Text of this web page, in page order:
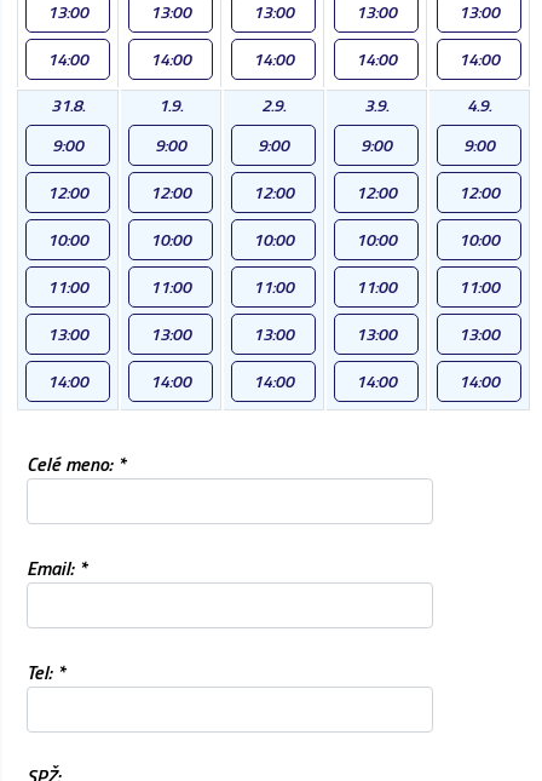
13:00
14:00
13:00
14:00
13:00
14:00
13:00
14:00
13:00
14:00
31.8.
9:00
12:00
10:00
11:00
13:00
14:00
1.9.
9:00
12:00
10:00
11:00
13:00
14:00
2.9.
9:00
12:00
10:00
11:00
13:00
14:00
3.9.
9:00
12:00
10:00
11:00
13:00
14:00
4.9.
9:00
12:00
10:00
11:00
13:00
14:00
Celé meno: *
Email: *
Tel: *